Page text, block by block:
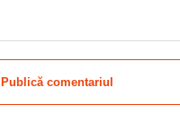
Publică comentariul